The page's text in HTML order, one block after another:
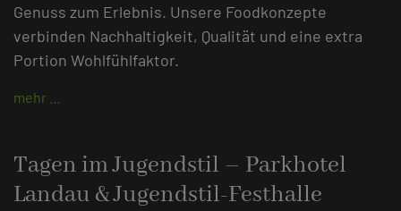
Genuss zum Erlebnis. Unsere Foodkonzepte
verbinden Nachhaltigkeit, Qualität und eine extra
Portion Wohlfühlfaktor.
mehr …
Tagen im Jugendstil – Parkhotel
Landau & Jugendstil-Festhalle